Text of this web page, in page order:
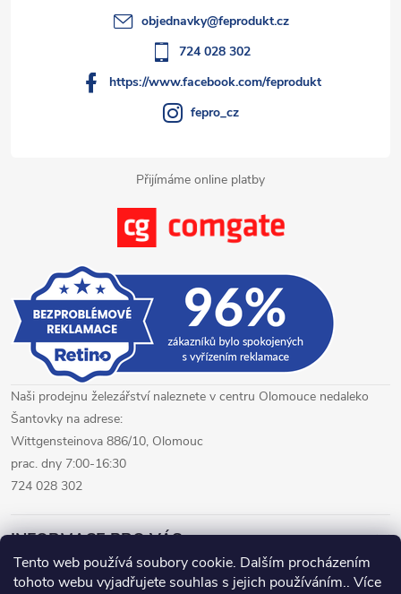
Tento web používá soubory cookie. Dalším procházením
tohoto webu vyjadřujete souhlas s jejich používáním.. Více
Přijímáme online platby
objednavky@feprodukt.cz
724 028 302
https://www.facebook.com/feprodukt
fepro_cz
Naši prodejnu železářství naleznete v centru Olomouce nedaleko
Šantovky na adrese:
Wittgensteinova 886/10, Olomouc
prac. dny 7:00-16:30
724 028 302
INFORMACE PRO VÁS